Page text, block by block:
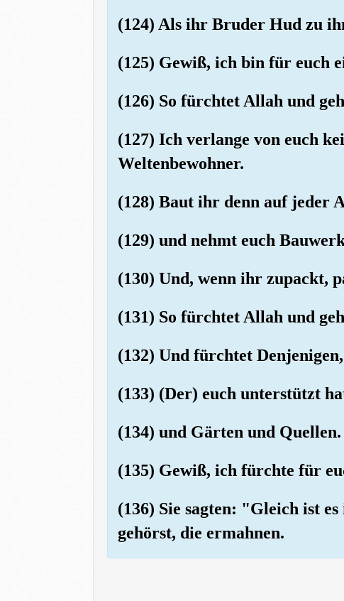
(124) Als ihr Bruder Hud zu
(125) Gewiß, ich bin für euch
(126) So fürchtet Allah und
(127) Ich verlange von euch
Weltenbewohner.
(128) Baut ihr denn auf jeder
(129) und nehmt euch
(130) Und, wenn ihr zupackt,
(131) So fürchtet Allah und
(132) Und fürchtet
(133) (Der) euch unterstützt
(134) und Gärten und Quellen.
(135) Gewiß, ich fürchte für
(136) Sie sagten: "Gleich ist
gehörst, die ermahnen.